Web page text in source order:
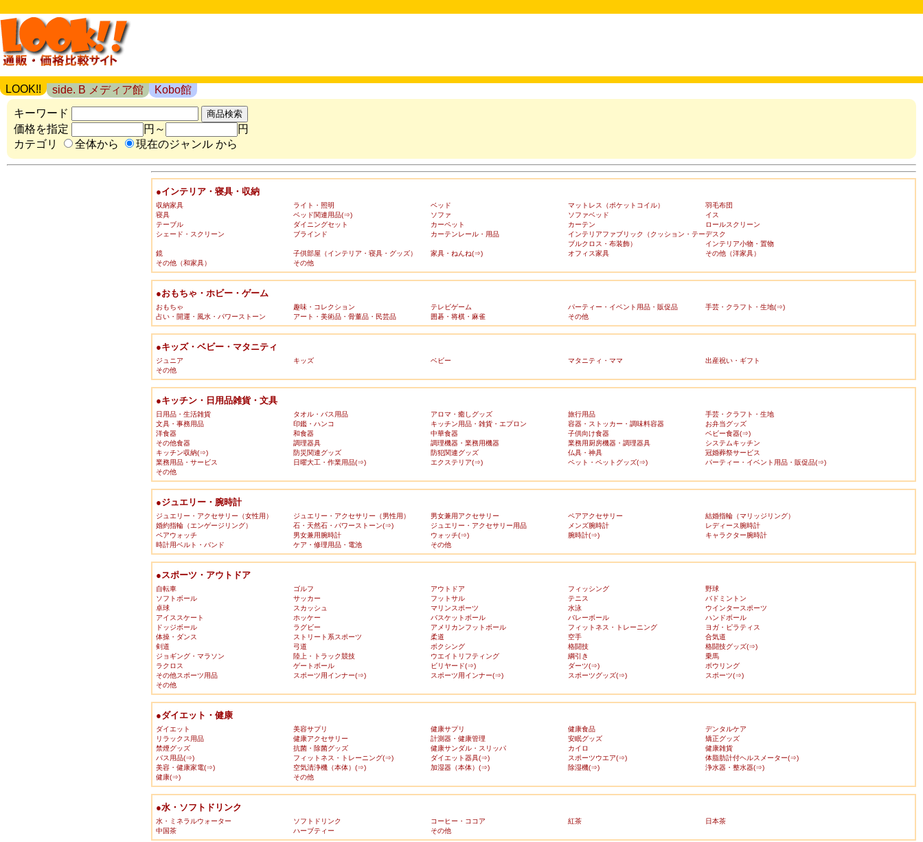
LOOK!! side. B メディア館
Kobo館
キーワード
価格を指定
円～
円
カテゴリ
全体から 現在のジャンル から
●インテリア・寝具・収納
収納家具 ライト・照明 ベッド マットレス（ポケットコイル）
羽毛布団
寝具
ベッド関連用品(⇒) ソファ ソファベッド
イス
テーブル
ダイニングセット カーペット カーテン
ロールスクリーン
シェード・スクリーン
ブラインド カーテンレール・用品
インテリアファブリック（クッション・テー
ブルクロス・布装飾）
デスク
インテリア小物・置物
鏡
子供部屋（インテリア・寝具・グッズ） 家具・ねんね(⇒) オフィス家具
その他（洋家具）
その他（和家具）
その他
●おもちゃ・ホビー・ゲーム
おもちゃ 趣味・コレクション テレビゲーム パーティー・イベント用品・販促品
手芸・クラフト・生地(⇒)
占い・開運・風水・パワーストーン
アート・美術品・骨董品・民芸品 囲碁・将棋・麻雀 その他
●キッズ・ベビー・マタニティ
ジュニア キッズ ベビー マタニティ・ママ
出産祝い・ギフト
その他
●キッチン・日用品雑貨・文具
日用品・生活雑貨 タオル・バス用品 アロマ・癒しグッズ 旅行用品
手芸・クラフト・生地
文具・事務用品
印鑑・ハンコ キッチン用品・雑貨・エプロン 容器・ストッカー・調味料容器
お弁当グッズ
洋食器
和食器 中華食器 子供向け食器
ベビー食器(⇒)
その他食器
調理器具 調理機器・業務用機器 業務用厨房機器・調理器具
システムキッチン
キッチン収納(⇒)
防災関連グッズ 防犯関連グッズ 仏具・神具
冠婚葬祭サービス
業務用品・サービス
日曜大工・作業用品(⇒) エクステリア(⇒) ペット・ペットグッズ(⇒)
パーティー・イベント用品・販促品(⇒)
その他
●ジュエリー・腕時計
ジュエリー・アクセサリー（女性用） ジュエリー・アクセサリー（男性用） 男女兼用アクセサリー ペアアクセサリー
結婚指輪（マリッジリング）
婚約指輪（エンゲージリング）
石・天然石・パワーストーン(⇒) ジュエリー・アクセサリー用品 メンズ腕時計
レディース腕時計
ペアウォッチ
男女兼用腕時計 ウォッチ(⇒) 腕時計(⇒)
キャラクター腕時計
時計用ベルト・バンド
ケア・修理用品・電池 その他
●スポーツ・アウトドア
自転車 ゴルフ アウトドア フィッシング
野球
ソフトボール
サッカー フットサル テニス
バドミントン
卓球
スカッシュ マリンスポーツ 水泳
ウインタースポーツ
アイススケート
ホッケー バスケットボール バレーボール
ハンドボール
ドッジボール
ラグビー アメリカンフットボール フィットネス・トレーニング
ヨガ・ピラティス
体操・ダンス
ストリート系スポーツ 柔道 空手
合気道
剣道
弓道 ボクシング 格闘技
格闘技グッズ(⇒)
ジョギング・マラソン
陸上・トラック競技 ウエイトリフティング 綱引き
乗馬
ラクロス
ゲートボール ビリヤード(⇒) ダーツ(⇒)
ボウリング
その他スポーツ用品
スポーツ用インナー(⇒) スポーツ用インナー(⇒) スポーツグッズ(⇒)
スポーツ(⇒)
その他
●ダイエット・健康
ダイエット 美容サプリ 健康サプリ 健康食品
デンタルケア
リラックス用品
健康アクセサリー 計測器・健康管理 安眠グッズ
矯正グッズ
禁煙グッズ
抗菌・除菌グッズ 健康サンダル・スリッパ カイロ
健康雑貨
バス用品(⇒)
フィットネス・トレーニング(⇒) ダイエット器具(⇒) スポーツウエア(⇒)
体脂肪計付ヘルスメーター(⇒)
美容・健康家電(⇒)
空気清浄機（本体）(⇒) 加湿器（本体）(⇒) 除湿機(⇒)
浄水器・整水器(⇒)
健康(⇒)
その他
●水・ソフトドリンク
水・ミネラルウォーター ソフトドリンク コーヒー・ココア 紅茶
日本茶
中国茶
ハーブティー その他